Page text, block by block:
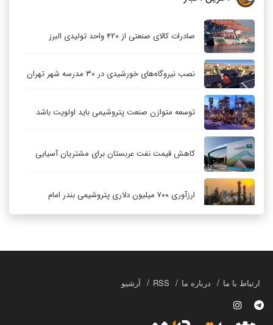
صادرات کالای صنعتی از ۴۲۰ واحد تولیدی البرز
نصب نیروگاه‌های خورشیدی در ۳۰ مدرسه شهر تهران
توسعه متوازن صنعت پتروشیمی باید اولویت باشد
کاهش قیمت نفت عربستان برای مشتریان آسیایی
ارزآوری ۷۰۰ میلیون دلاری پتروشیمی بندر امام
ارتباط با ما درباره ما RSS آرشیو